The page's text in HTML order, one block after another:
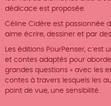
dédicace est proposée.
Céline Cidère est passionnée
aime écrire, dessiner et par
Les éditions PourPenser, c’est
et contes adaptés pour
grandes questions » avec les
contes à travers lesquels les
point de vue, une sensibilité.